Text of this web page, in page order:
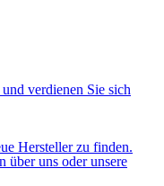
verdienen Sie sich
Hersteller zu finden.
über uns oder unsere